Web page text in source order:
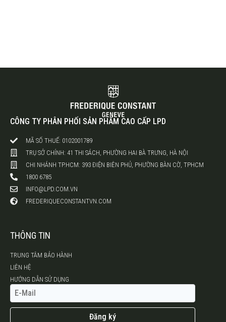
CÔNG TY PHÂN PHỐI SẢN PHẨM CAO CẤP LPD
MÃ SỐ THUẾ: 0102001789
TRỤ SỞ CHÍNH: 41 THI SÁCH, PHƯỜNG HAI BÀ TRƯNG, HÀ NỘI
CHI NHÁNH TP.HCM: 393 ĐIỆN BIÊN PHỦ, PHƯỜNG BÀN CỜ, TPHCM
1800 6785
INFO@LPD.COM.VN
FREDERIQUECONSTANTVN.COM
THÔNG TIN
TRUNG TÂM BẢO HÀNH
LIÊN HỆ
HƯỚNG DẪN SỬ DỤNG
Đăng ký